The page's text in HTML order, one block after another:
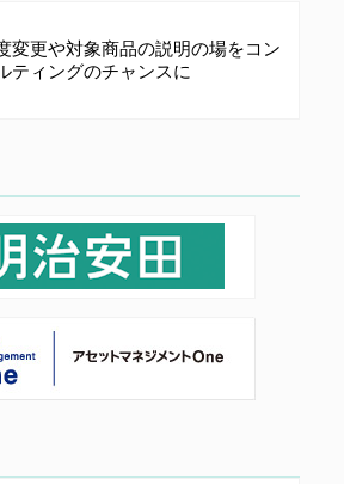
の著作者または著作権者に帰属する
は、当社著作物について複製、転
、翻案および翻訳などの著作権、商
行為を行ってはならないものとしま
期間をもって本サイトのサービス停
ます。 会員への事前通知、承諾な
ビス内容を変更する場合がありま
情報を別途オンライン上に掲示する
変更や対象商品の説明の場をコン
ティングのチャンスに